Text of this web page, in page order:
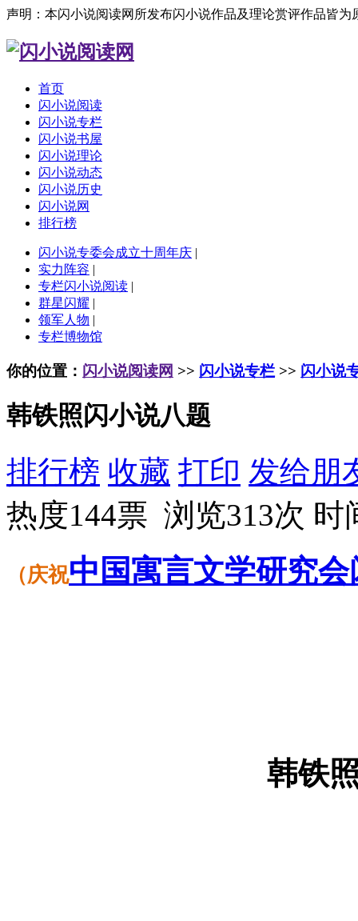
声明：本闪小说阅读网所发布闪小说作品及理论赏评作品皆
首页
闪小说阅读
闪小说专栏
闪小说书屋
闪小说理论
闪小说动态
闪小说历史
闪小说网
排行榜
闪小说专委会成立十周年庆 |
实力阵容 |
专栏闪小说阅读 |
群星闪耀 |
领军人物 |
专栏博物馆
你的位置： 闪小说阅读网 >> 闪小说专栏 >> 闪小说
韩铁照闪小说八题
排行榜 收藏 打印 发给朋
热度144票 浏览313次 时
（庆祝中国寓言文学研究会
韩铁